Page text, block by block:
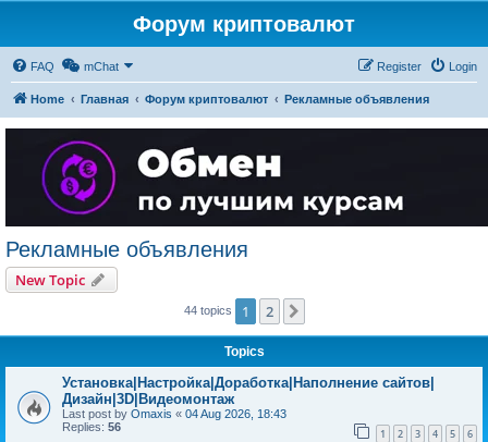
Форум криптовалют
FAQ mChat Login
Register
Home Главная Форум криптовалют Рекламные объявления
Рекламные объявления
New Topic
44 topics 1 2
Topics
Установка|Настройка|Доработка|Наполнение сайтов|
Дизайн|3D|Видеомонтаж
Last post by Omaxis « 04 Aug 2026, 18:43
Replies: 56 1 2 3 4 5 6